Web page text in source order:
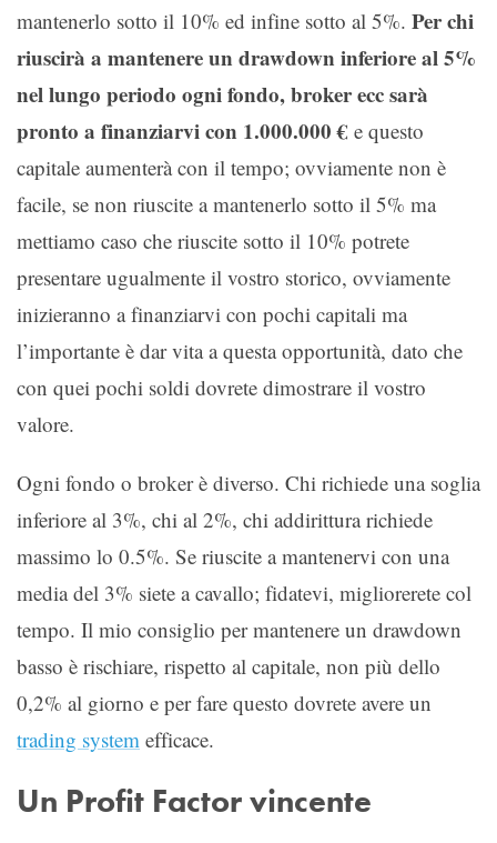
mantenerlo sotto il 10% ed infine sotto al 5%. Per chi
riuscirà a mantenere un drawdown inferiore al 5%
nel lungo periodo ogni fondo, broker ecc sarà
pronto a finanziarvi con 1.000.000 € e questo
capitale aumenterà con il tempo; ovviamente non è
facile, se non riuscite a mantenerlo sotto il 5% ma
mettiamo caso che riuscite sotto il 10% potrete
presentare ugualmente il vostro storico, ovviamente
inizieranno a finanziarvi con pochi capitali ma
l’importante è dar vita a questa opportunità, dato che
con quei pochi soldi dovrete dimostrare il vostro
valore.
Ogni fondo o broker è diverso. Chi richiede una soglia
inferiore al 3%, chi al 2%, chi addirittura richiede
massimo lo 0.5%. Se riuscite a mantenervi con una
media del 3% siete a cavallo; fidatevi, migliorerete col
tempo. Il mio consiglio per mantenere un drawdown
basso è rischiare, rispetto al capitale, non più dello
0,2% al giorno e per fare questo dovrete avere un
trading system efficace.
Un Profit Factor vincente